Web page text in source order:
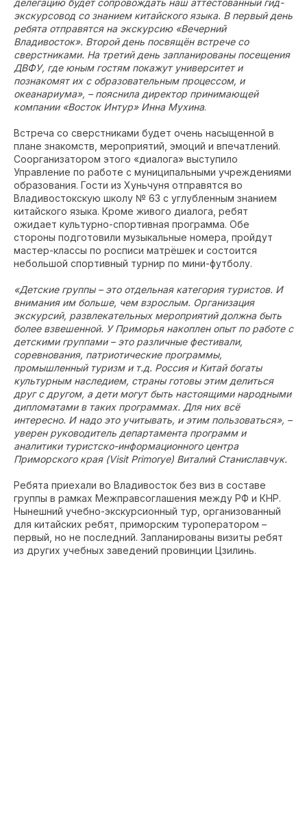
экскурсовод со знанием китайского языка. В первый день
ребята отправятся на экскурсию «Вечерний
Владивосток». Второй день посвящён встрече со
сверстниками. На третий день запланированы посещения
ДВФУ, где юным гостям покажут университет и
познакомят их с образовательным процессом, и
океанариума», – пояснила директор принимающей
компании «Восток Интур» Инна Мухина.
Встреча со сверстниками будет очень насыщенной в
плане знакомств, мероприятий, эмоций и впечатлений.
Соорганизатором этого «диалога» выступило
Управление по работе с муниципальными учреждениями
образования. Гости из Хуньчуня отправятся во
Владивостокскую школу № 63 с углубленным знанием
китайского языка. Кроме живого диалога, ребят
ожидает культурно-спортивная программа. Обе
стороны подготовили музыкальные номера, пройдут
мастер-классы по росписи матрёшек и состоится
небольшой спортивный турнир по мини-футболу.
«Детские группы – это отдельная категория туристов. И
внимания им больше, чем взрослым. Организация
экскурсий, развлекательных мероприятий должна быть
более взвешенной. У Приморья накоплен опыт по работе с
детскими группами – это различные фестивали,
соревнования, патриотические программы,
промышленный туризм и т.д. Россия и Китай богаты
культурным наследием, страны готовы этим делиться
друг с другом, а дети могут быть настоящими народными
дипломатами в таких программах. Для них всё
интересно. И надо это учитывать, и этим пользоваться», –
уверен руководитель департамента программ и
аналитики туристско-информационного центра
Приморского края (Visit Primorye) Виталий Станиславчук.
Ребята приехали во Владивосток без виз в составе
группы в рамках Межправсоглашения между РФ и КНР.
Нынешний учебно-экскурсионный тур, организованный
для китайских ребят, приморским туроператором –
первый, но не последний. Запланированы визиты ребят
из других учебных заведений провинции Цзилинь.